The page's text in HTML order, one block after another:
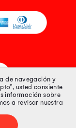
de navegación y
usted consiente
información sobre
a revisar nuestra